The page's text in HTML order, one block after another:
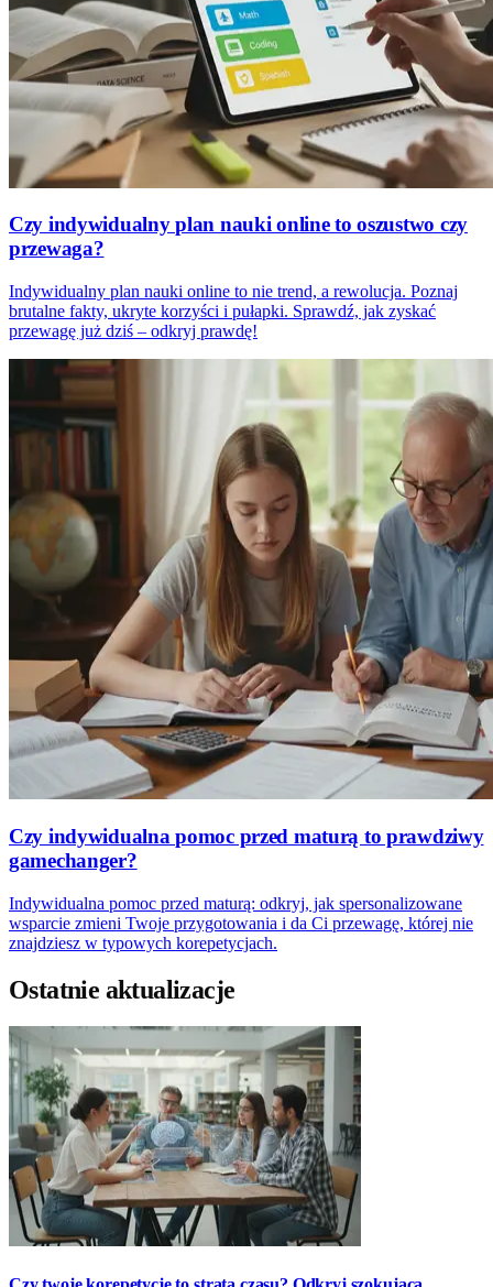
Czy indywidualny plan nauki online to oszustwo czy
przewaga?
Indywidualny plan nauki online to nie trend, a rewolucja. Poznaj
brutalne fakty, ukryte korzyści i pułapki. Sprawdź, jak zyskać
przewagę już dziś – odkryj prawdę!
Czy indywidualna pomoc przed maturą to prawdziwy
gamechanger?
Indywidualna pomoc przed maturą: odkryj, jak spersonalizowane
wsparcie zmieni Twoje przygotowania i da Ci przewagę, której nie
znajdziesz w typowych korepetycjach.
Ostatnie aktualizacje